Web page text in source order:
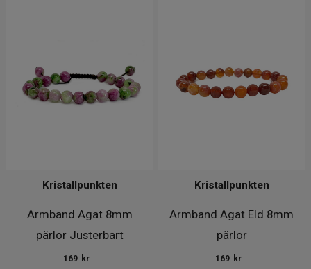
Armband Agat 8mm
pärlor Justerbart
Kristallpunkten
169 kr
Armband Agat Eld 8mm
pärlor
Kristallpunkten
169 kr